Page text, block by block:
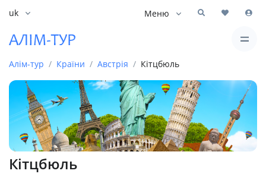
uk Меню
Алім-тур Країни Австрія Кітцбюль
Кітцбюль